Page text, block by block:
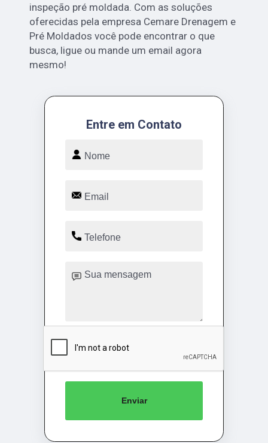
inspeção pré moldada. Com as soluções
oferecidas pela empresa Cemare Drenagem e
Pré Moldados você pode encontrar o que
busca, ligue ou mande um email agora
mesmo!
Entre em Contato
Enviar